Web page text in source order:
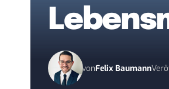
vonFelix Baumann